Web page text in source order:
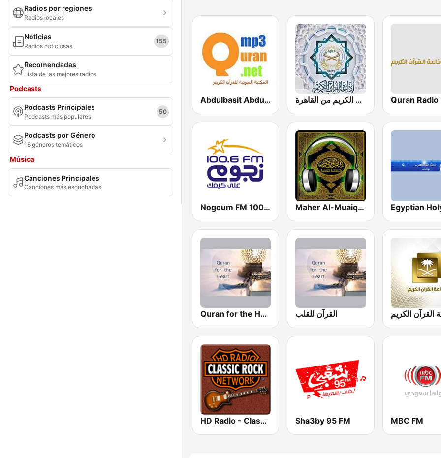
Radios por regiones
Radios locales
Noticias
Radios noticiosas
155
Recomendadas
Lista de las mejores radios
Podcasts
Podcasts Principales
Podcasts más populares
50
Podcasts por Género
18 géneros temáticos
Música
Canciones Principales
Canciones más escuchadas
Abdulbasit Abdulsamad WARSH Radio إذاعة القرآن الكريم من القاهرة
Nogoum FM 100.6 (نجوم فم) Maher Al-Muaiqly (ماهر المعيقلي)
Quran for the Heart القرآن للقلب القرآن للقلب
HD Radio - Classic Rock Sha3by 95 FM MBC FM